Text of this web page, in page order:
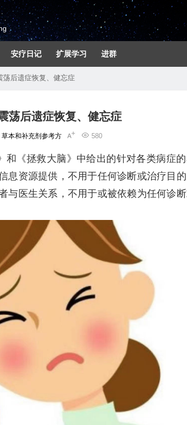
安疗日记 扩展学习 进群
荡后遗症恢复、健忘症
荡后遗症恢复、健忘症
草本和补充剂参考方 580
和《拯救大脑》中给出的针对各类病症
息资源提供，不用于任何诊断或治疗目
与医生关系，不用于或被依赖为任何诊断